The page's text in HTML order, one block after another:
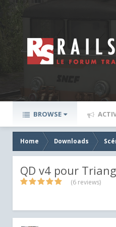
BROWSE
Home Downloads
QD v4 pour
(6 reviews)